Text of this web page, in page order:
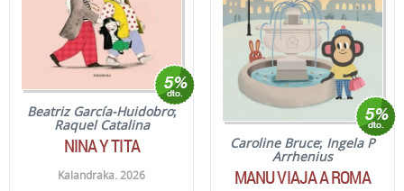
Beatriz García-Huidobro;
Raquel Catalina
NINA Y TITA
Kalandraka. 2026
Caroline Bruce; Ingela P
Arrhenius
MANU VIAJA A ROMA